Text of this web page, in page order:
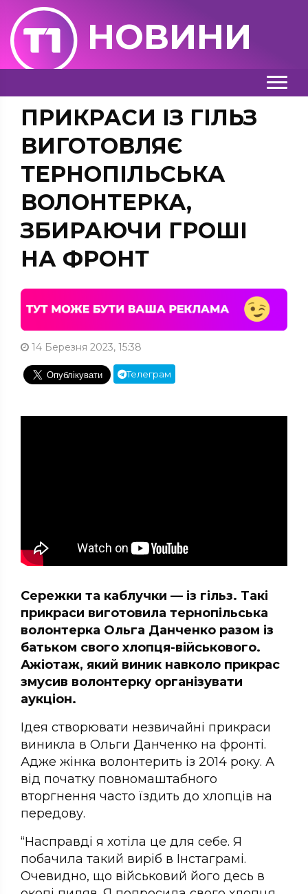
НОВИНИ
ПРИКРАСИ ІЗ ГІЛЬЗ
ВИГОТОВЛЯЄ
ТЕРНОПІЛЬСЬКА
ВОЛОНТЕРКА,
ЗБИРАЮЧИ ГРОШІ
НА ФРОНТ
14 Березня 2023, 15:38
Телеграм
Сережки та каблучки — із гільз. Такі
прикраси виготовила тернопільська
волонтерка Ольга Данченко разом із
батьком свого хлопця-військового.
Ажіотаж, який виник навколо прикрас
змусив волонтерку організувати
аукціон.
Ідея створювати незвичайні прикраси
виникла в Ольги Данченко на фронті.
Адже жінка волонтерить із 2014 року. А
від початку повномаштабного
вторгнення часто їздить до хлопців на
передову.
“Насправді я хотіла це для себе. Я
побачила такий виріб в Інстаграмі.
Очевидно, що військовий його десь в